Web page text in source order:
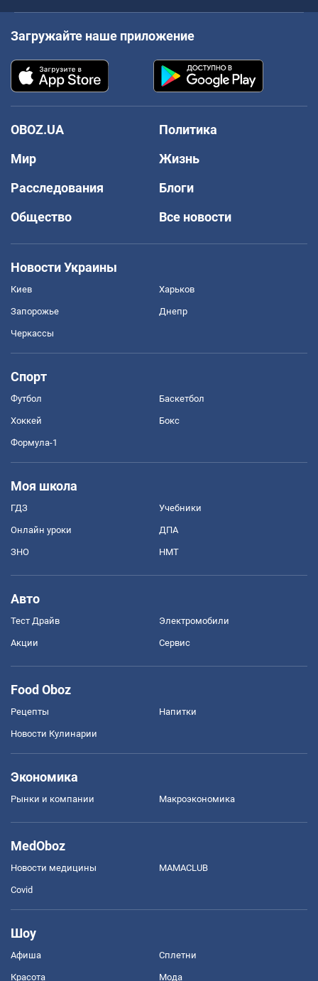
Загружайте наше приложение
OBOZ.UA
Политика
Мир
Жизнь
Расследования
Блоги
Общество
Все новости
Новости Украины
Киев Харьков
Запорожье Днепр
Черкассы
Спорт
Футбол Баскетбол
Хоккей Бокс
Формула-1
Моя школа
ГДЗ Учебники
Онлайн уроки ДПА
ЗНО НМТ
Авто
Тест Драйв Электромобили
Акции Сервис
Food Oboz
Рецепты Напитки
Новости Кулинарии
Экономика
Рынки и компании Mакроэкономика
MedOboz
Новости медицины MAMACLUB
Covid
Шоу
Афиша Сплетни
Красота Мода